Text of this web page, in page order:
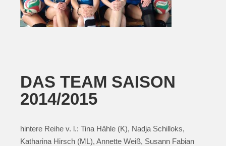
DAS TEAM SAISON
2014/2015
hintere Reihe v. l.: Tina Hähle (K), Nadja Schilloks,
Katharina Hirsch (ML), Annette Weiß, Susann Fabian